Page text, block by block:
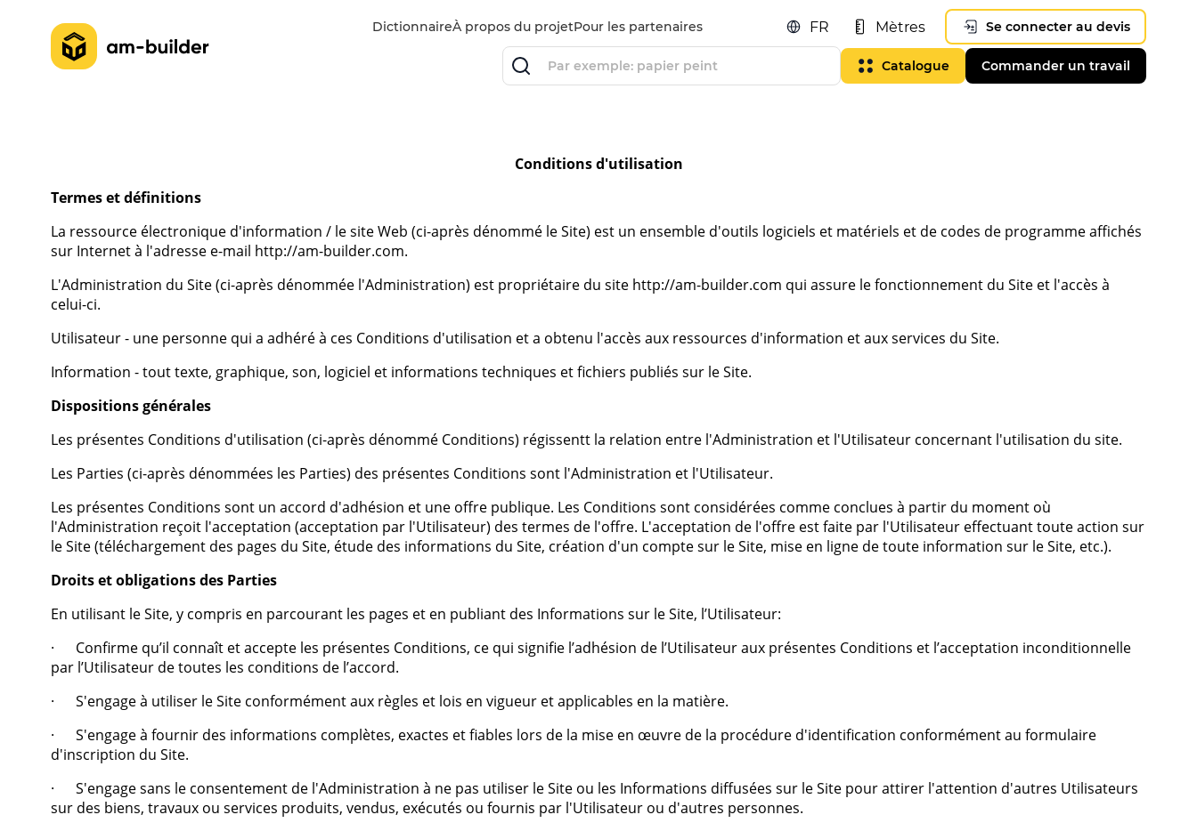
DictionnaireÀ propos du projetPour les partenaires FR Mètres Se connecter au devis
Catalogue Commander un travail
Conditions d'utilisation
Termes et définitions
La ressource électronique d'information / le site Web (ci-après dénommé le Site) est un ensemble d'outils logiciels et matériels et de codes de programme affichés
sur Internet à l'adresse e-mail http://am-builder.com.
L'Administration du Site (ci-après dénommée l'Administration) est propriétaire du site http://am-builder.com qui assure le fonctionnement du Site et l'accès à
celui-ci.
Utilisateur - une personne qui a adhéré à ces Conditions d'utilisation et a obtenu l'accès aux ressources d'information et aux services du Site.
Information - tout texte, graphique, son, logiciel et informations techniques et fichiers publiés sur le Site.
Dispositions générales
Les présentes Conditions d'utilisation (ci-après dénommé Conditions) régissentt la relation entre l'Administration et l'Utilisateur concernant l'utilisation du site.
Les Parties (ci-après dénommées les Parties) des présentes Conditions sont l'Administration et l'Utilisateur.
Les présentes Conditions sont un accord d'adhésion et une offre publique. Les Conditions sont considérées comme conclues à partir du moment où
l'Administration reçoit l'acceptation (acceptation par l'Utilisateur) des termes de l'offre. L'acceptation de l'offre est faite par l'Utilisateur effectuant toute action sur
le Site (téléchargement des pages du Site, étude des informations du Site, création d'un compte sur le Site, mise en ligne de toute information sur le Site, etc.).
Droits et obligations des Parties
En utilisant le Site, y compris en parcourant les pages et en publiant des Informations sur le Site, l’Utilisateur:
· Confirme qu’il connaît et accepte les présentes Conditions, ce qui signifie l’adhésion de l’Utilisateur aux présentes Conditions et l’acceptation inconditionnelle
par l’Utilisateur de toutes les conditions de l’accord.
· S'engage à utiliser le Site conformément aux règles et lois en vigueur et applicables en la matière.
· S'engage à fournir des informations complètes, exactes et fiables lors de la mise en œuvre de la procédure d'identification conformément au formulaire
d'inscription du Site.
· S'engage sans le consentement de l'Administration à ne pas utiliser le Site ou les Informations diffusées sur le Site pour attirer l'attention d'autres Utilisateurs
sur des biens, travaux ou services produits, vendus, exécutés ou fournis par l'Utilisateur ou d'autres personnes.